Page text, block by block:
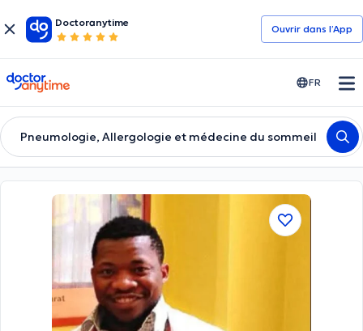
Doctoranytime
Ouvrir dans l’App
doctoranytime FR
Pneumologie, Allergologie et médecine du sommeil